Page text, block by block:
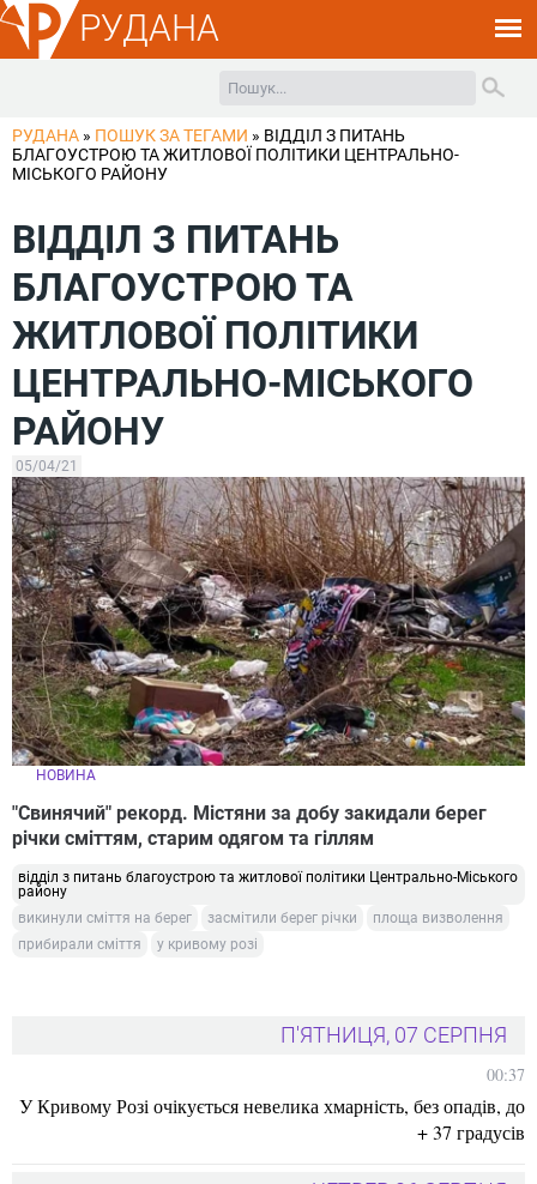
РУДАНА
РУДАНА » ПОШУК ЗА ТЕГАМИ » ВІДДІЛ З ПИТАНЬ
БЛАГОУСТРОЮ ТА ЖИТЛОВОЇ ПОЛІТИКИ ЦЕНТРАЛЬНО-
МІСЬКОГО РАЙОНУ
ВІДДІЛ З ПИТАНЬ
БЛАГОУСТРОЮ ТА
ЖИТЛОВОЇ ПОЛІТИКИ
ЦЕНТРАЛЬНО-МІСЬКОГО
РАЙОНУ
05/04/21
НОВИНА
"Свинячий" рекорд. Містяни за добу закидали берег
річки сміттям, старим одягом та гіллям
відділ з питань благоустрою та житлової політики Центрально-Міського
району
викинули сміття на берег
засмітили берег річки
площа визволення
прибирали сміття
у кривому розі
П'ЯТНИЦЯ, 07 СЕРПНЯ
00:37
У Кривому Розі очікується невелика хмарність, без опадів, до
+ 37 градусів